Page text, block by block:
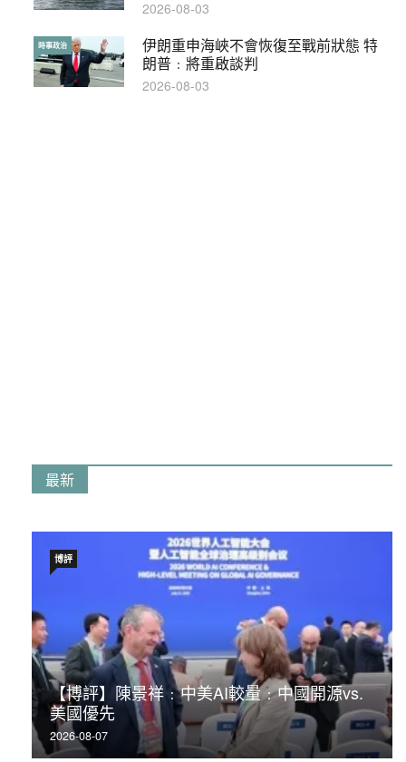
2026-08-03
伊朗重申海峽不會恢復至戰前狀態 特
朗普﹕將重啟談判
時事政治
2026-08-03
2019-05-21
【輕百科】甚麼按摩院要領牌？顧客涉
及刑責嗎？
輕百科
2021-05-13
最新
【博評】陳景祥﹕中美AI較量﹕中國開源vs.
美國優先
2026-08-07
博評